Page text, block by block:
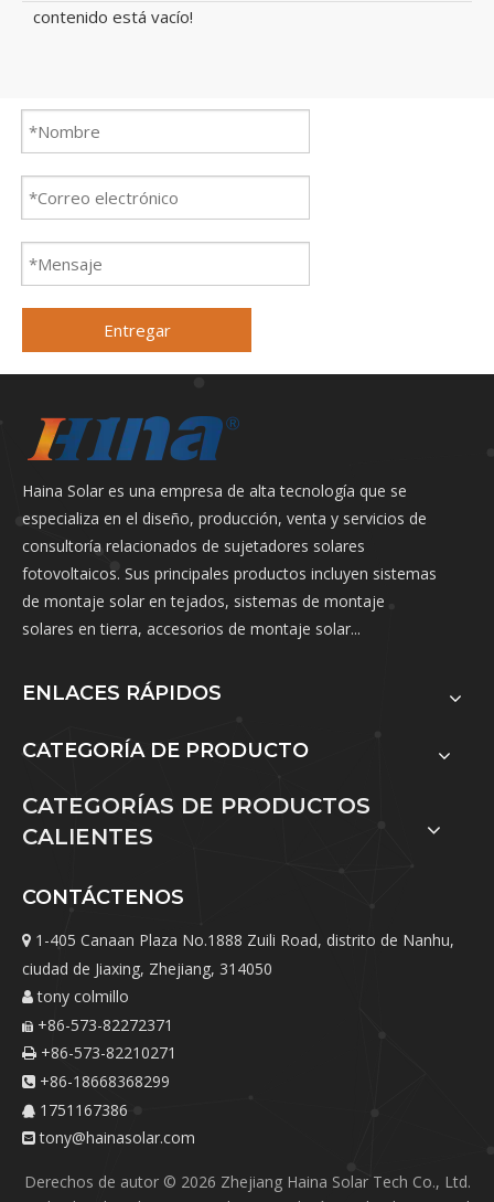
contenido está vacío!
Entregar
Haina Solar es una empresa de alta tecnología que se
especializa en el diseño, producción, venta y servicios de
consultoría relacionados de sujetadores solares
fotovoltaicos. Sus principales productos incluyen sistemas
de montaje solar en tejados, sistemas de montaje
solares en tierra, accesorios de montaje solar...
ENLACES RÁPIDOS
CATEGORÍA DE PRODUCTO
CATEGORÍAS DE PRODUCTOS
CALIENTES
CONTÁCTENOS
 1-405 Canaan Plaza No.1888 Zuili Road, distrito de Nanhu,
ciudad de Jiaxing, Zhejiang, 314050
 tony colmillo
 +86-573-82272371
 +86-573-82210271
 +86-18668368299
 1751167386
 tony@hainasolar.com
Derechos de autor © 2026 Zhejiang Haina Solar Tech Co., Ltd.